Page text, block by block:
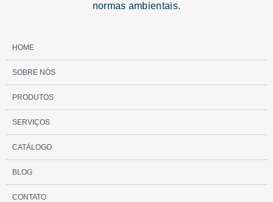
normas ambientais.
HOME
SOBRE NÓS
PRODUTOS
SERVIÇOS
CATÁLOGO
BLOG
CONTATO